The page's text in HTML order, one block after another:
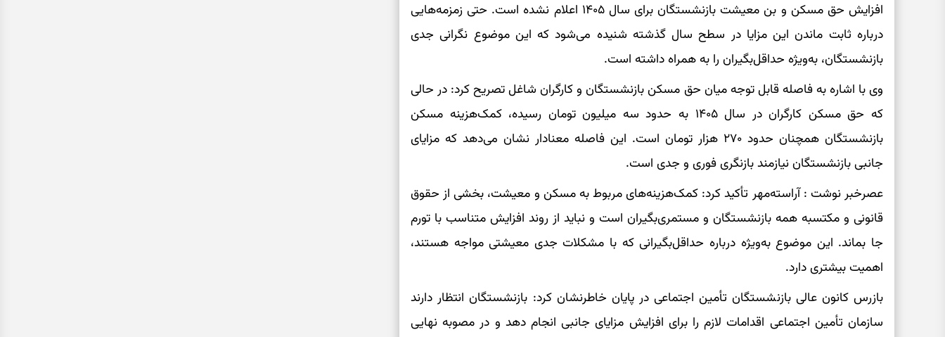
افزایش حق مسکن و بن معیشت بازنشستگان برای سال ۱۴۰۵ اعلام نشده است. حتی زمزمه‌هایی
درباره ثابت ماندن این مزایا در سطح سال گذشته شنیده می‌شود که این موضوع نگرانی جدی
بازنشستگان، به‌ویژه حداقل‌بگیران را به همراه داشته است.
وی با اشاره به فاصله قابل توجه میان حق مسکن بازنشستگان و کارگران شاغل تصریح کرد: در حالی
که حق مسکن کارگران در سال ۱۴۰۵ به حدود سه میلیون تومان رسیده، کمک‌هزینه مسکن
بازنشستگان همچنان حدود ۲۷۰ هزار تومان است. این فاصله معنادار نشان می‌دهد که مزایای
جانبی بازنشستگان نیازمند بازنگری فوری و جدی است.
عصرخبر نوشت : آراسته‌مهر تأکید کرد: کمک‌هزینه‌های مربوط به مسکن و معیشت، بخشی از حقوق
قانونی و مکتسبه همه بازنشستگان و مستمری‌بگیران است و نباید از روند افزایش متناسب با تورم
جا بماند. این موضوع به‌ویژه درباره حداقل‌بگیرانی که با مشکلات جدی معیشتی مواجه هستند،
اهمیت بیشتری دارد.
بازرس کانون عالی بازنشستگان تأمین اجتماعی در پایان خاطرنشان کرد: بازنشستگان انتظار دارند
سازمان تأمین اجتماعی اقدامات لازم را برای افزایش مزایای جانبی انجام دهد و در مصوبه نهایی